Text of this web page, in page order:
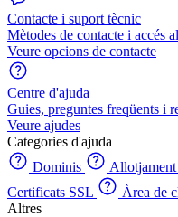
Contacte i suport tècnic
Mètodes de contacte i accés
Veure opcions de contacte
Centre d'ajuda
Guies, preguntes freqüents i
Veure ajudes
Categories d'ajuda
Dominis
Certificats SSL
Àrea de
Altres